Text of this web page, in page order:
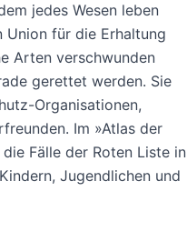
jedes Wesen leben
Union für die Erhaltung
Arten verschwunden
gerettet werden. Sie
Organisationen,
Im »Atlas der
Fälle der Roten Liste in
Jugendlichen und